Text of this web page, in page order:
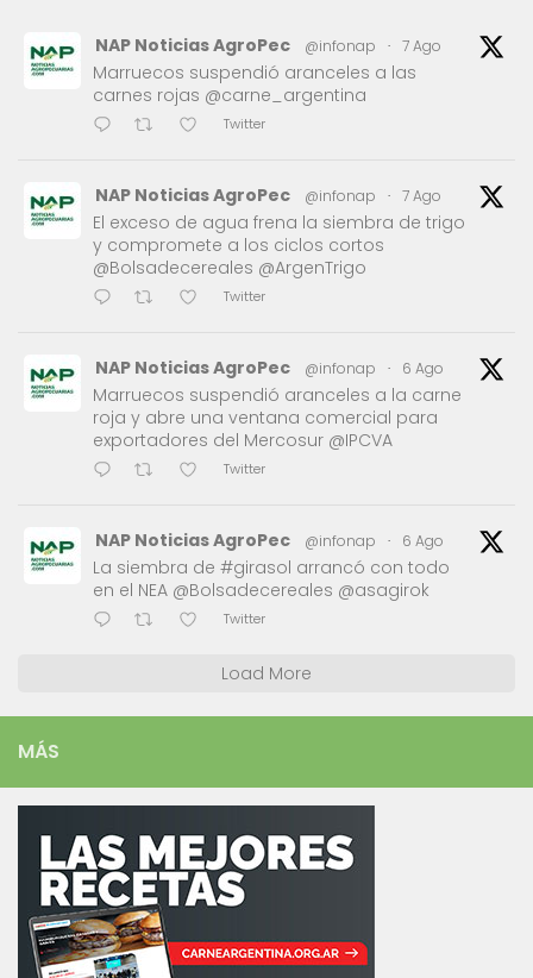
NAP Noticias AgroPec @infonap · 7 Ago
Marruecos suspendió aranceles a las
carnes rojas @carne_argentina
Twitter
NAP Noticias AgroPec @infonap · 7 Ago
El exceso de agua frena la siembra de trigo
y compromete a los ciclos cortos
@Bolsadecereales @ArgenTrigo
Twitter
NAP Noticias AgroPec @infonap · 6 Ago
Marruecos suspendió aranceles a la carne
roja y abre una ventana comercial para
exportadores del Mercosur @IPCVA
Twitter
NAP Noticias AgroPec @infonap · 6 Ago
La siembra de #girasol arrancó con todo
en el NEA @Bolsadecereales @asagirok
Twitter
Load More
MÁS